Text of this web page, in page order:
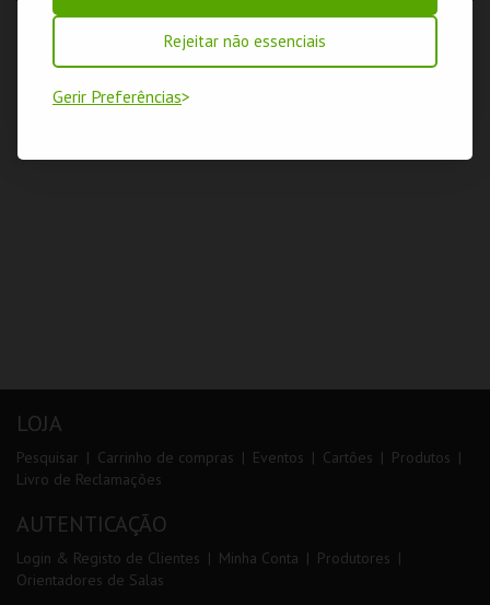
Rejeitar não essenciais
Gerir Preferências
LOJA
Pesquisar Carrinho de compras Eventos Cartões
Produtos
Livro de Reclamações
AUTENTICAÇÃO
Login & Registo de Clientes Minha Conta
Produtores
Orientadores de Salas